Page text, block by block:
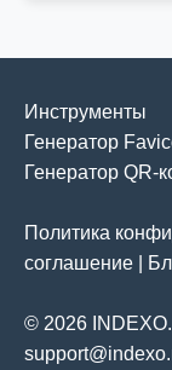
Инструменты
Генератор
Генератор QR-
Политика
соглашение
© 2026